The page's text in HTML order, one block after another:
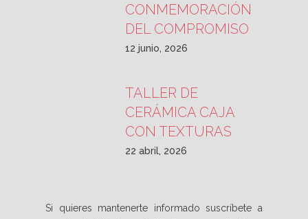
CONMEMORACIÓN
DEL COMPROMISO
12 junio, 2026
TALLER DE
CERÁMICA CAJA
CON TEXTURAS
22 abril, 2026
Si quieres mantenerte informado suscríbete a